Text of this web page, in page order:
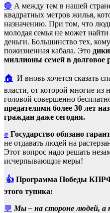
🔴 А между тем в нашей
квадратных метров жилья,
назначению. При том, что
молодая семья не может
деньги. Большинство тех,
пожизненная кабала. Это
миллионы семей в долговое
🏠 И вновь хочется сказать
власти, от которой многие
головой совершенно
предателями более 30 лет
граждан даже сегодня.
✊ Государство обязано
не отдавать людей на
Этот вопрос надо решать
исчерпывающие меры!
👍 Программа Победы КПРФ
этого тупика:
💬 Мы – на стороне людей, а